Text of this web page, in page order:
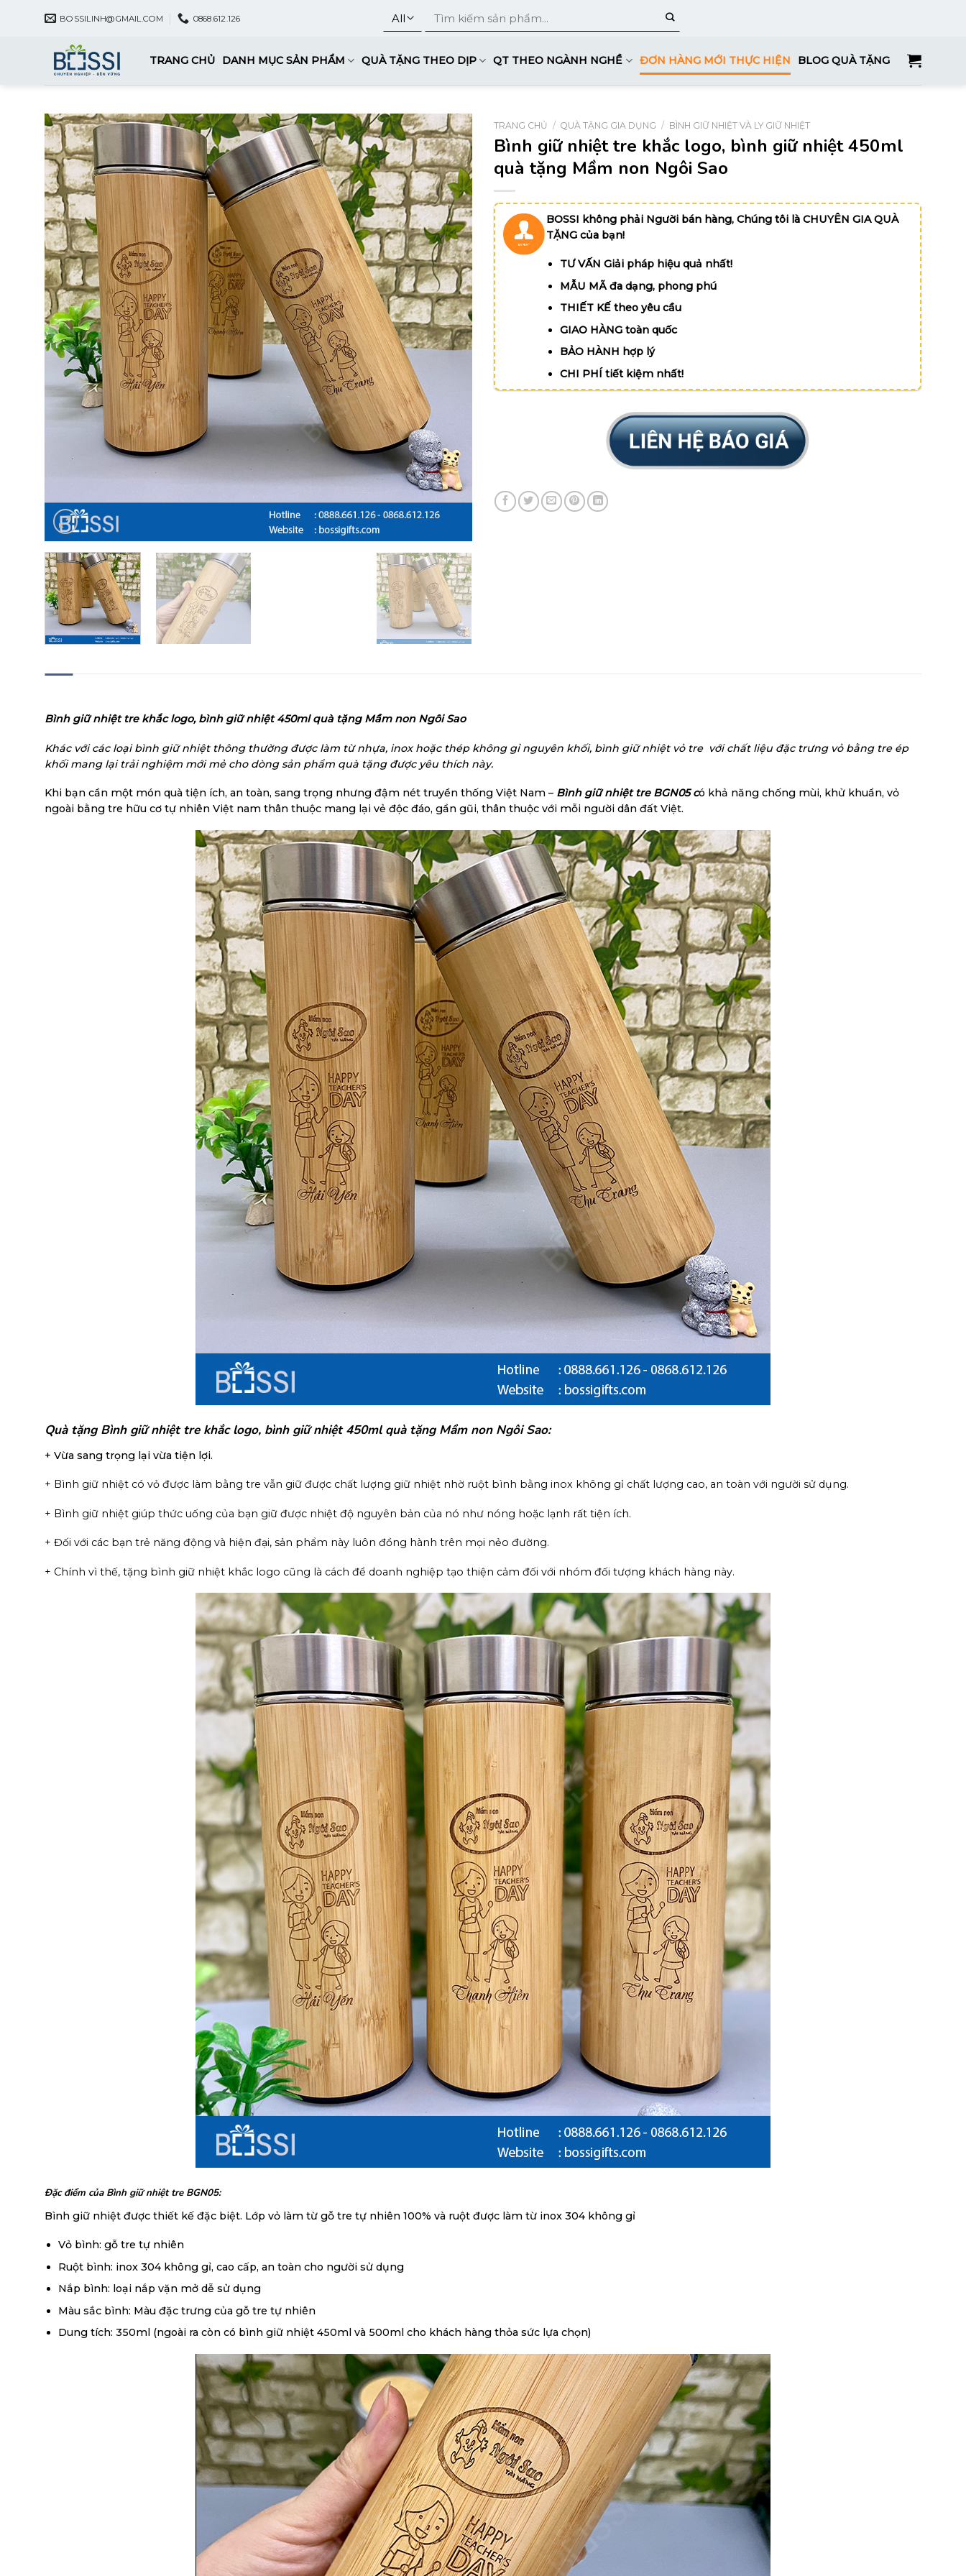
BOSSILINH@GMAIL.COM 0868.612.126
TRANG CHỦ DANH MỤC SẢN PHẨM QUÀ TẶNG THEO DỊP QT THEO NGÀNH NGHỀ ĐƠN HÀNG MỚI THỰC HIỆN BLOG QUÀ TẶNG
TRANG CHỦ / QUÀ TẶNG GIA DỤNG / BÌNH GIỮ NHIỆT VÀ LY GIỮ NHIỆT
Bình giữ nhiệt tre khắc logo, bình giữ nhiệt 450ml
quà tặng Mầm non Ngôi Sao
BOSSI không phải Người bán hàng, Chúng tôi là CHUYÊN GIA QUÀ
TẶNG của bạn!
TƯ VẤN Giải pháp hiệu quả nhất!
MẪU MÃ đa dạng, phong phú
THIẾT KẾ theo yêu cầu
GIAO HÀNG toàn quốc
BẢO HÀNH hợp lý
CHI PHÍ tiết kiệm nhất!
Bình giữ nhiệt tre khắc logo, bình giữ nhiệt 450ml quà tặng Mầm non Ngôi Sao
Khác với các loại bình giữ nhiệt thông thường được làm từ nhựa, inox hoặc thép không gỉ nguyên khối, bình giữ nhiệt vỏ tre với chất liệu đặc trưng vỏ bằng tre ép
khối mang lại trải nghiệm mới mẻ cho dòng sản phẩm quà tặng được yêu thích này.
Khi bạn cần một món quà tiện ích, an toàn, sang trọng nhưng đậm nét truyền thống Việt Nam – Bình giữ nhiệt tre BGN05có khả năng chống mùi, khử khuẩn, vỏ
ngoài bằng tre hữu cơ tự nhiên Việt nam thân thuộc mang lại vẻ độc đáo, gần gũi, thân thuộc với mỗi người dân đất Việt.
Quà tặng Bình giữ nhiệt tre khắc logo, bình giữ nhiệt 450ml quà tặng Mầm non Ngôi Sao:
+ Vừa sang trọng lại vừa tiện lợi.
+ Bình giữ nhiệt có vỏ được làm bằng tre vẫn giữ được chất lượng giữ nhiệt nhờ ruột bình bằng inox không gỉ chất lượng cao, an toàn với người sử dụng.
+ Bình giữ nhiệt giúp thức uống của bạn giữ được nhiệt độ nguyên bản của nó như nóng hoặc lạnh rất tiện ích.
+ Đối với các bạn trẻ năng động và hiện đại, sản phẩm này luôn đồng hành trên mọi nẻo đường.
+ Chính vì thế, tặng bình giữ nhiệt khắc logo cũng là cách để doanh nghiệp tạo thiện cảm đối với nhóm đối tượng khách hàng này.
Đặc điểm của Bình giữ nhiệt tre BGN05:
Bình giữ nhiệt được thiết kế đặc biệt. Lớp vỏ làm từ gỗ tre tự nhiên 100% và ruột được làm từ inox 304 không gỉ
Vỏ bình: gỗ tre tự nhiên
Ruột bình: inox 304 không gỉ, cao cấp, an toàn cho người sử dụng
Nắp bình: loại nắp vặn mở dễ sử dụng
Màu sắc bình: Màu đặc trưng của gỗ tre tự nhiên
Dung tích: 350ml (ngoài ra còn có bình giữ nhiệt 450ml và 500ml cho khách hàng thỏa sức lựa chọn)